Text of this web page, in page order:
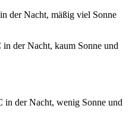
der Nacht, mäßig viel Sonne
in der Nacht, kaum Sonne und
in der Nacht, wenig Sonne und